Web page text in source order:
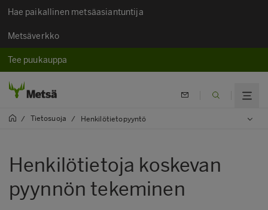
Hae paikallinen metsäasiantuntija
Metsäverkko
Tee puukauppa
/ Tietosuoja / Henkilötietopyyntö
Henkilötietoja koskevan
pyynnön tekeminen